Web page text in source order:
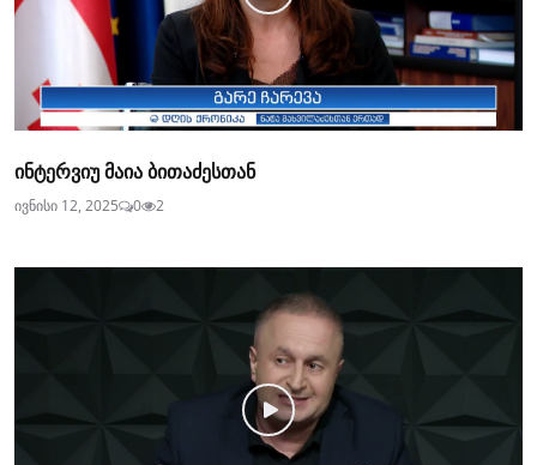
ინტერვიუ მაია ბითაძესთან
ივნისი 12, 2025 0 2